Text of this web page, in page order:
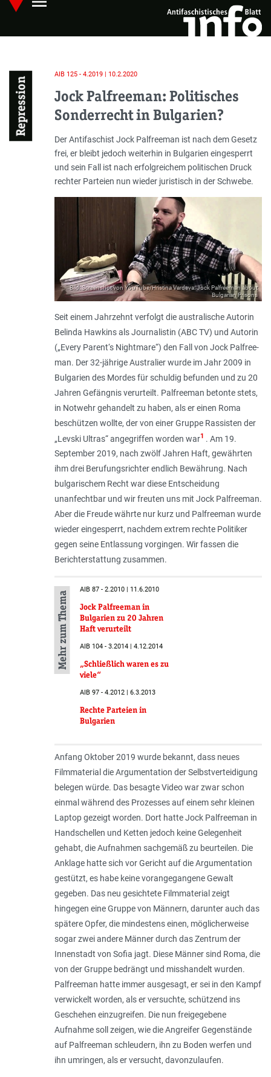
Skip
main
Hauptmenü öffnen
Repression
AIB 125 - 4.2019 | 10.2.2020
Jock Palfreeman: Politisches
Sonderrecht in Bulgarien?
Einleitung
Der Antifaschist Jock Palfreeman ist nach dem Gesetz
frei, er bleibt jedoch weiterhin in Bulgarien eingesperrt
und sein Fall ist nach erfolgreichem politischen Druck
rechter Parteien nun wieder juristisch in der Schwebe.
Bild: Screenshot von YouTube/Hristina Vardeva: Jock Palfreeman about
Bulgarian Prisons
Seit einem Jahrzehnt verfolgt die australische Autorin
Belinda Hawkins als Journalistin (ABC TV) und Autorin
(„Every Parent‘s Nightmare“) den Fall von Jock Pal­free­
man. Der 32-jährige Australier wurde im Jahr 2009 in
Bulgarien des Mordes für schuldig befunden und zu 20
Jahren Gefängnis verurteilt. Palfreeman betonte stets,
in Notwehr gehandelt zu haben, als er einen Roma
beschützen wollte, der von einer Gruppe Rassisten der
„Levski Ultras“ angegriffen worden war1 . Am 19.
September 2019, nach zwölf Jahren Haft, gewährten
ihm drei Berufungsrichter endlich Bewährung. Nach
bulgarischem Recht war diese Entscheidung
unanfechtbar und wir freuten uns mit Jock Pal­free­man.
Aber die Freude währte nur kurz und Palfreeman wurde
wieder eingesperrt, nachdem extrem rechte Politiker
gegen seine Entlassung vorgingen. Wir fassen die
Berichterstattung zusammen.
Mehr zum Thema
AIB 87 - 2.2010 | 11.6.2010
Jock Palfreeman in
Bulgarien zu 20 Jahren
Haft verurteilt
AIB 104 - 3.2014 | 4.12.2014
„Schließlich waren es zu
viele“
AIB 97 - 4.2012 | 6.3.2013
Rechte Parteien in
Bulgarien
Anfang Oktober 2019 wurde bekannt, dass neues
Filmmaterial die Argumentation der Selbstverteidigung
belegen würde. Das besagte Video war zwar schon
einmal während des Prozesses auf einem sehr kleinen
Laptop gezeigt worden. Dort hatte Jock Pal­free­man in
Handschellen und Ketten jedoch keine Gelegenheit
gehabt, die Aufnahmen sachgemäß zu beurteilen. Die
Anklage hatte sich vor Gericht auf die Argumentation
gestützt, es habe keine vorangegangene Gewalt
gegeben. Das neu gesichtete Filmmaterial zeigt
hingegen eine Gruppe von Männern, darunter auch das
spätere Opfer, die mindestens einen, möglicherweise
sogar zwei andere Männer durch das Zentrum der
Innenstadt von Sofia jagt. Diese Männer sind Roma, die
von der Gruppe bedrängt und misshandelt wurden.
Palfreeman hatte immer ausgesagt, er sei in den Kampf
verwickelt worden, als er versuchte, schützend ins
Geschehen einzugreifen. Die nun freigegebene
Aufnahme soll zeigen, wie die Angreifer Gegenstände
auf Palfreeman schleudern, ihn zu Boden werfen und
ihn umringen, als er versucht, davonzulaufen.